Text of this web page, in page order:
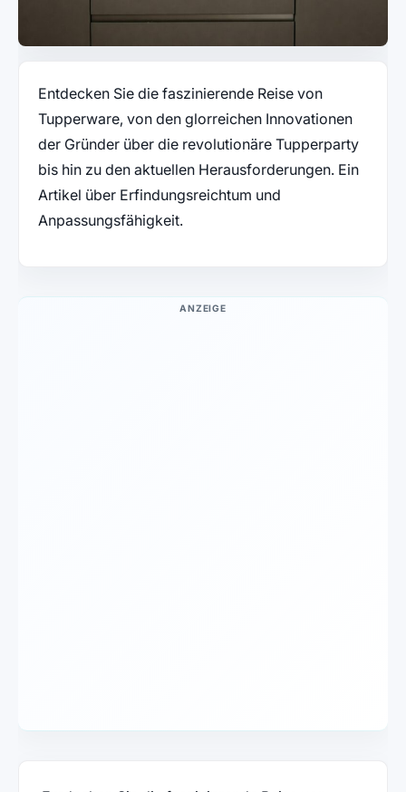
Entdecken Sie die faszinierende Reise von
Tupperware, von den glorreichen Innovationen
der Gründer über die revolutionäre Tupperparty
bis hin zu den aktuellen Herausforderungen. Ein
Artikel über Erfindungsreichtum und
Anpassungsfähigkeit.
ANZEIGE